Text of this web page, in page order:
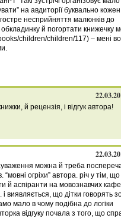
на авдиторії буквально кожен
несприйняття малюнків до
й погортати книжечку
children/children/117) – мені
й рецензія, і відгук автора!
можна й треба
огріхи” автора. річ у тім,
й аспіранти на мовознавчих
виявляється, що дітки говорять
мало в чому подібна до логіки
відгуку почала з того, що